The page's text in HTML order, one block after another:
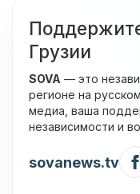
Грузии
SOVA — это
регионе на
медиа, ваша
независимости и
sovanews.tv